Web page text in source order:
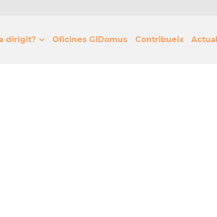
dirigit? Oficines GiDomus Contribueix